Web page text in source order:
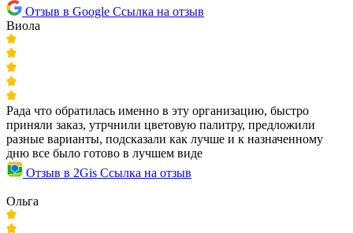
Отзыв в Google Ссылка на отзыв
Виола
Рада что обратилась именно в эту организацию, быстро
приняли заказ, утрчнили цветовую палитру, предложили
разные варианты, подсказали как лучше и к назначенному
дню все было готово в лучшем виде
Отзыв в 2Gis Ссылка на отзыв
Ольга